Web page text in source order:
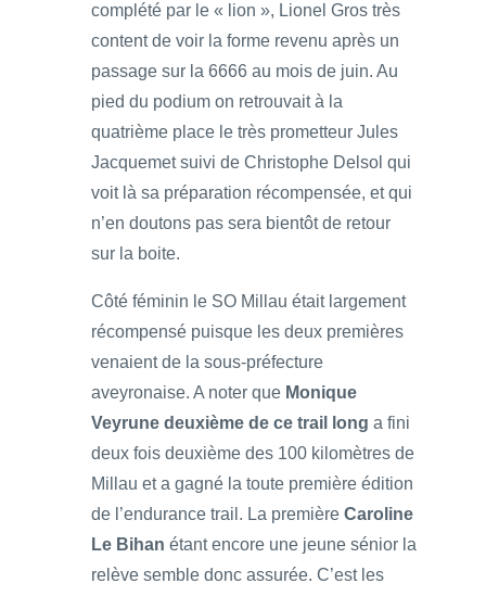
complété par le « lion », Lionel Gros très
content de voir la forme revenu après un
passage sur la 6666 au mois de juin. Au
pied du podium on retrouvait à la
quatrième place le très prometteur Jules
Jacquemet suivi de Christophe Delsol qui
voit là sa préparation récompensée, et qui
n’en doutons pas sera bientôt de retour
sur la boite.
Côté féminin le SO Millau était largement
récompensé puisque les deux premières
venaient de la sous-préfecture
aveyronaise. A noter que Monique
Veyrune deuxième de ce trail long a fini
deux fois deuxième des 100 kilomètres de
Millau et a gagné la toute première édition
de l’endurance trail. La première Caroline
Le Bihan étant encore une jeune sénior la
relève semble donc assurée. C’est les